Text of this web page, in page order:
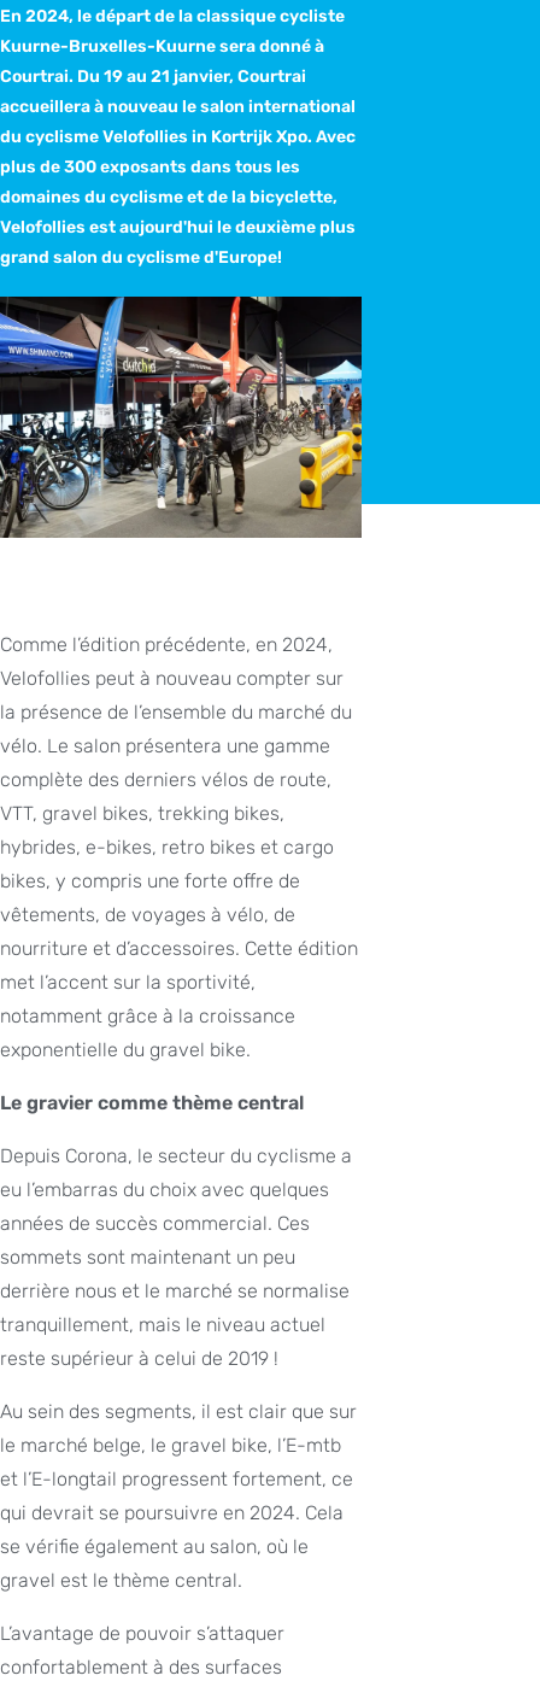
En 2024, le départ de la classique cycliste
Kuurne-Bruxelles-Kuurne sera donné à
Courtrai. Du 19 au 21 janvier, Courtrai
accueillera à nouveau le salon international
du cyclisme Velofollies in Kortrijk Xpo. Avec
plus de 300 exposants dans tous les
domaines du cyclisme et de la bicyclette,
Velofollies est aujourd'hui le deuxième plus
grand salon du cyclisme d'Europe!
Comme l’édition précédente, en 2024,
Velofollies peut à nouveau compter sur
la présence de l’ensemble du marché du
vélo. Le salon présentera une gamme
complète des derniers vélos de route,
VTT, gravel bikes, trekking bikes,
hybrides, e-bikes, retro bikes et cargo
bikes, y compris une forte offre de
vêtements, de voyages à vélo, de
nourriture et d’accessoires. Cette édition
met l’accent sur la sportivité,
notamment grâce à la croissance
exponentielle du gravel bike.
Le gravier comme thème central
Depuis Corona, le secteur du cyclisme a
eu l’embarras du choix avec quelques
années de succès commercial. Ces
sommets sont maintenant un peu
derrière nous et le marché se normalise
tranquillement, mais le niveau actuel
reste supérieur à celui de 2019 !
Au sein des segments, il est clair que sur
le marché belge, le gravel bike, l’E-mtb
et l’E-longtail progressent fortement, ce
qui devrait se poursuivre en 2024. Cela
se vérifie également au salon, où le
gravel est le thème central.
L’avantage de pouvoir s’attaquer
confortablement à des surfaces